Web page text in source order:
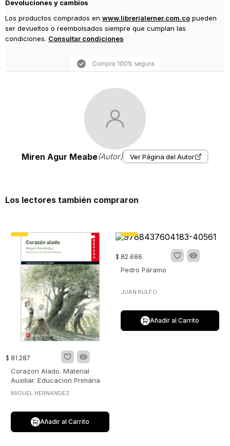
Devoluciones y cambios
Los productos comprados en www.librerialerner.com.co pueden
ser devueltos o reembolsados siempre que cumplan las
condiciones. Consultar condiciones
Miren Agur Meabe(Autor) Ver Página del Autor
Los lectores también compraron
$ 81.287
Corazon Alado. Material
Auxiliar. Educacion Primaria
MIGUEL HERNANDEZ
Añadir al Carrito
$ 82.686
Pedro Páramo
JUAN RULFO
Añadir al Carrito